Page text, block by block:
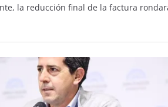
la reducción final de la factura